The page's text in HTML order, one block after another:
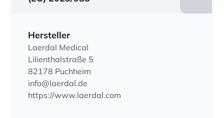
Hersteller
Laerdal Medical
Lilienthalstraße 5
82178 Puchheim
info@laerdal.de
https://www.laerdal.com